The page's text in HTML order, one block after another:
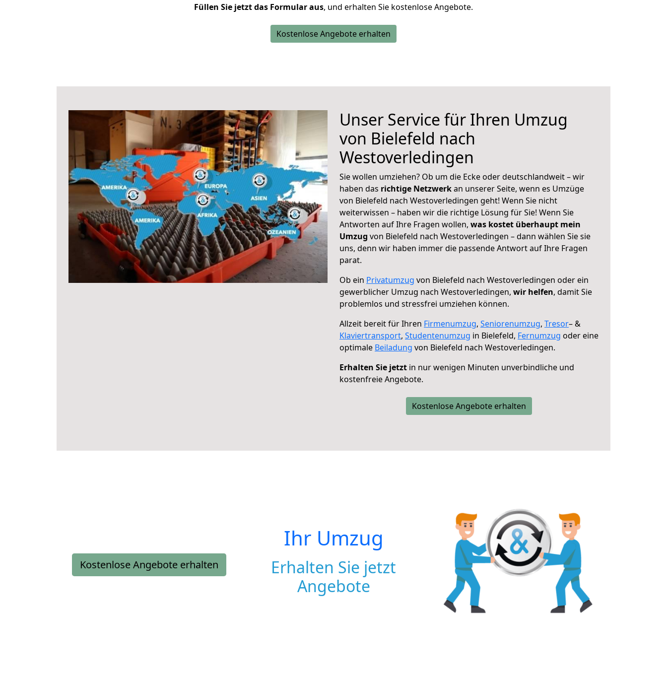
Füllen Sie jetzt das Formular aus, und erhalten Sie kostenlose Angebote.
Kostenlose Angebote erhalten
Unser Service für Ihren Umzug
von Bielefeld nach
Westoverledingen
Sie wollen umziehen? Ob um die Ecke oder deutschlandweit – wir
haben das richtige Netzwerkan unserer Seite, wenn es Umzüge
von Bielefeld nach Westoverledingen geht! Wenn Sie nicht
weiterwissen – haben wir die richtige Lösung für Sie! Wenn Sie
Antworten auf Ihre Fragen wollen, was kostet überhaupt mein
Umzug von Bielefeld nach Westoverledingen – dann wählen Sie sie
uns, denn wir haben immer die passende Antwort auf Ihre Fragen
parat.
Ob ein Privatumzug von Bielefeld nach Westoverledingen oder ein
gewerblicher Umzug nach Westoverledingen, wir helfen, damit Sie
problemlos und stressfrei umziehen können.
Allzeit bereit für Ihren Firmenumzug, Seniorenumzug, Tresor– &
Klaviertransport, Studentenumzug in Bielefeld, Fernumzug oder eine
optimale Beiladung von Bielefeld nach Westoverledingen.
Erhalten Sie jetzt in nur wenigen Minuten unverbindliche und
kostenfreie Angebote.
Kostenlose Angebote erhalten
Kostenlose Angebote erhalten
Ihr Umzug
Erhalten Sie jetzt
Angebote